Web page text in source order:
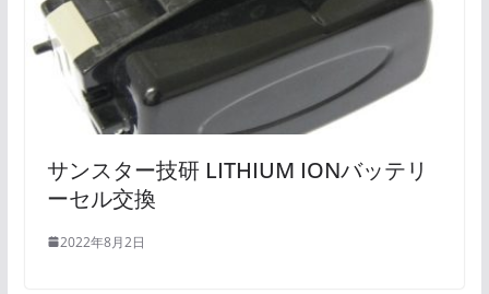
サンスター技研 LITHIUM IONバッテリ
ーセル交換
2022年8月2日